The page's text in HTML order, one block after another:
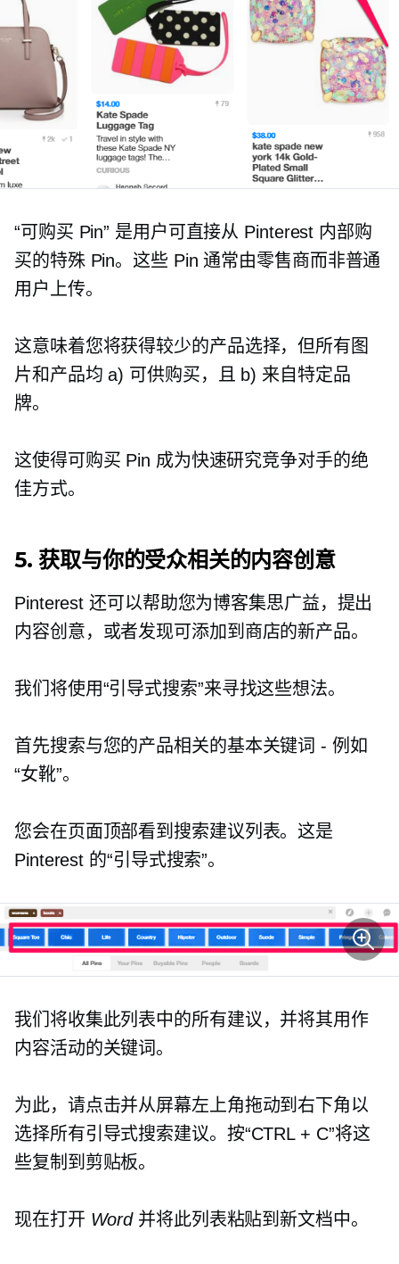
“可购买 Pin” 是用户可直接从 Pinterest 内部购
买的特殊 Pin。这些 Pin 通常由零售商而非普通
用户上传。
这意味着您将获得较少的产品选择，但所有图
片和产品均 a) 可供购买，且 b) 来自特定品
牌。
这使得可购买 Pin 成为快速研究竞争对手的绝
佳方式。
5. 获取与你的受众相关的内容创意
Pinterest 还可以帮助您为博客集思广益，提出
内容创意，或者发现可添加到商店的新产品。
我们将使用“引导式搜索”来寻找这些想法。
首先搜索与您的产品相关的基本关键词 - 例如
“女靴”。
您会在页面顶部看到搜索建议列表。这是
Pinterest 的“引导式搜索”。
我们将收集此列表中的所有建议，并将其用作
内容活动的关键词。
为此，请点击并从屏幕左上角拖动到右下角以
选择所有引导式搜索建议。按“CTRL + C”将这
些复制到剪贴板。
现在打开 Word并将此列表粘贴到新文档中。